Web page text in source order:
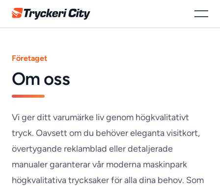
Tryckeri City
Öppna
Företaget
Om oss
Vi ger ditt varumärke liv genom högkvalitativt
tryck. Oavsett om du behöver eleganta visitkort,
övertygande reklamblad eller detaljerade
manualer garanterar vår moderna maskinpark
högkvalitativa trycksaker för alla dina behov. Som